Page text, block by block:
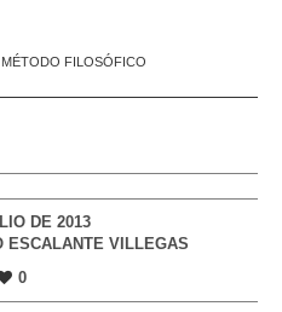
FILOSÓFICO
DE 2013
ESCALANTE VILLEGAS
0